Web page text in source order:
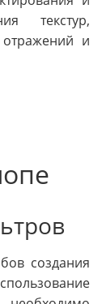
текстур,
и
создания